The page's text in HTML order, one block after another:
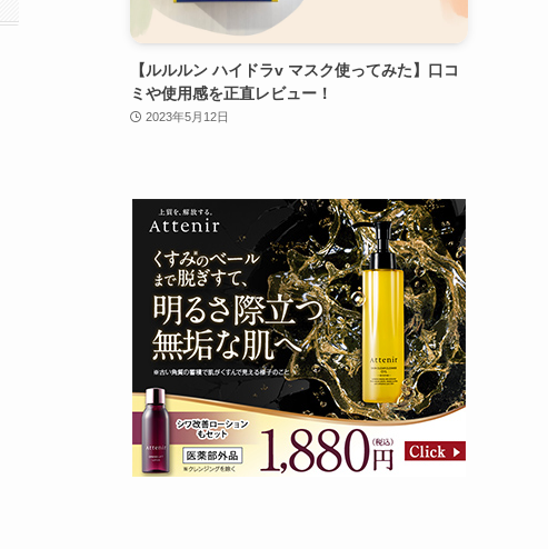
【ルルルン ハイドラv マスク使ってみた】口コ
ミや使用感を正直レビュー！
2023年5月12日